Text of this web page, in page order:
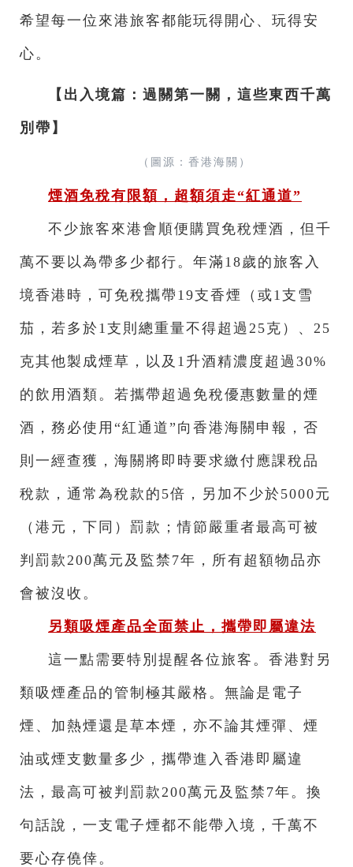
希望每一位來港旅客都能玩得開心、玩得安
心。
【出入境篇：過關第一關，這些東西千萬
別帶】
（圖源：香港海關）
煙酒免稅有限額，超額須走“紅通道”
不少旅客來港會順便購買免稅煙酒，但千
萬不要以為帶多少都行。年滿18歲的旅客入
境香港時，可免稅攜帶19支香煙（或1支雪
茄，若多於1支則總重量不得超過25克）、25
克其他製成煙草，以及1升酒精濃度超過30%
的飲用酒類。若攜帶超過免稅優惠數量的煙
酒，務必使用“紅通道”向香港海關申報，否
則一經查獲，海關將即時要求繳付應課稅品
稅款，通常為稅款的5倍，另加不少於5000元
（港元，下同）罰款；情節嚴重者最高可被
判罰款200萬元及監禁7年，所有超額物品亦
會被沒收。
另類吸煙產品全面禁止，攜帶即屬違法
這一點需要特別提醒各位旅客。香港對另
類吸煙產品的管制極其嚴格。無論是電子
煙、加熱煙還是草本煙，亦不論其煙彈、煙
油或煙支數量多少，攜帶進入香港即屬違
法，最高可被判罰款200萬元及監禁7年。換
句話說，一支電子煙都不能帶入境，千萬不
要心存僥倖。